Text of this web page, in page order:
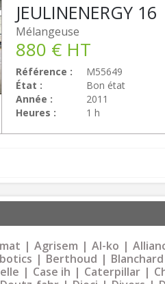
Mélangeuse
JEULINENERGY 16
Référence
M55649
État
Bon état
Année
2011
Heures
1 h
880 € HT
Agrisem Al-ko
Berthoud Blanchard
Case ih Caterpillar